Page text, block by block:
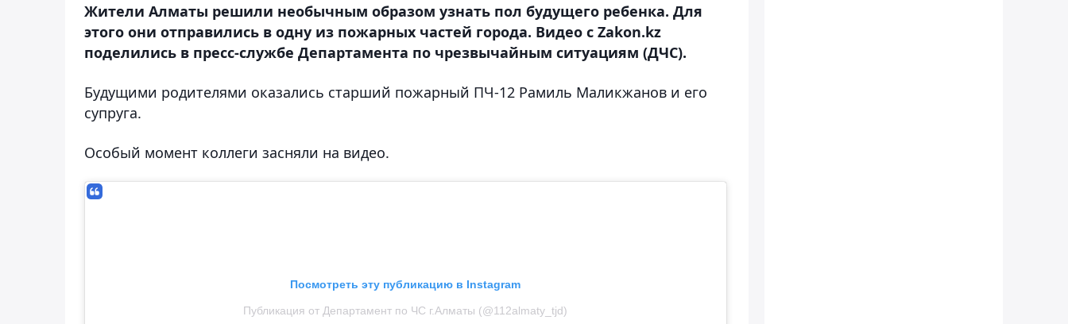
Жители Алматы решили необычным образом узнать пол будущего ребенка. Для
этого они отправились в одну из пожарных частей города. Видео с Zakon.kz
поделились в пресс-службе Департамента по чрезвычайным ситуациям (ДЧС).
Будущими родителями оказались старший пожарный ПЧ-12 Рамиль Маликжанов и его
супруга.
Особый момент коллеги засняли на видео.
Посмотреть эту публикацию в Instagram
Публикация от Департамент по ЧС г.Алматы (@112almaty_tjd)